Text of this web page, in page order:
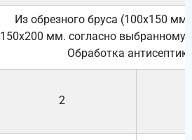
Из обрезного бруса (100х150
150х200 мм. согласно выбранному
Обработка
2